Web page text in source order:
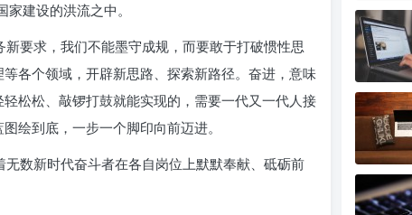
建设的洪流之中。
要求，我们不能墨守成规，而要敢于打破惯性思
各个领域，开辟新思路、探索新路径。奋进，意味
松松、敲锣打鼓就能实现的，需要一代又一代人接
绘到底，一步一个脚印向前迈进。
数新时代奋斗者在各自岗位上默默奉献、砥砺前